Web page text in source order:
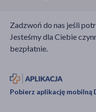
Zadzwoń do nas jeśli
Jesteśmy dla Ciebie
bezpłatnie.
Pobierz aplikację mobilną